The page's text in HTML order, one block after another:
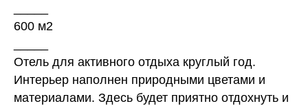
600 м2
Отель для активного отдыха круглый год.
Интерьер наполнен природными цветами и
материалами. Здесь будет приятно отдохнуть и